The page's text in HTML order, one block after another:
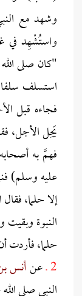
وشهد مع
واستُشْهِد في
"كان صلى
استسلف
فجاءه قبل
يَحِل الأجل،
فهمَّ به
عليه وسلم)
إلا حلما،
النبوة وبقيت
حلما، فأردت
2 ـعنأنس
النبي صلى